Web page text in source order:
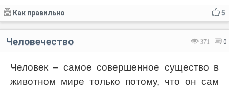
5
Как правильно
371 0
Человечество
Человек – самое совершенное существо в
животном мире только потому, что он сам